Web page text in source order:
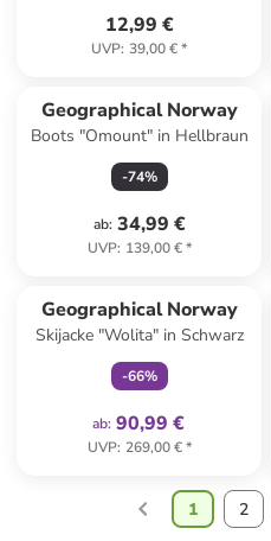
12,99 €
UVP: 39,00 €*
Geographical Norway
Boots "Omount" in Hellbraun
-74%
ab: 34,99 €
UVP: 139,00 €*
Geographical Norway
Skijacke "Wolita" in Schwarz
-66%
ab: 90,99 €
UVP: 269,00 €*
1 2